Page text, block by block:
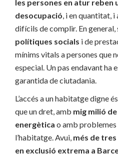
les persones en atur reben
desocupació, i en quantitat, i
difícils de complir. En general,
polítiques socials i de
mínims vitals a persones que
especial. Un pas endavant ha
garantida de ciutadania.
L’accés a un habitatge digne
que un dret, amb mig milió
energètica o amb problemes
l’habitatge. Avui, més de
en exclusió extrema a